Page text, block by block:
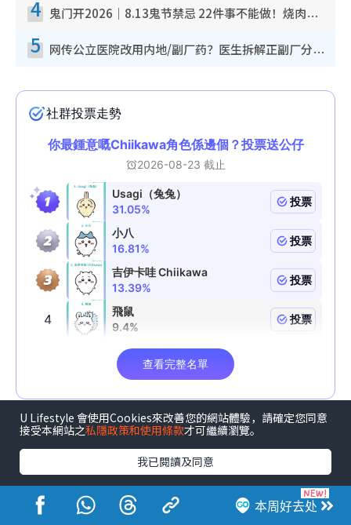
4 鬼门开2026｜8.13鬼节禁忌 22件事不能做！烧肉、刺身要少食？半夜勿吹口哨/打给个电话
5 网传公立医院改用内地/副厂药？医生拆解正副厂分别，揭4类人换药随时出事
↓“森境奇缘夏日异想寻龙记”限定精品↓
↓漫游秘境地垫、多用途旅行收纳袋↓本周好去处
U Lifestyle 會使用Cookies來改善您的網站體驗，請確定您同意
接受本網站之私隱政策和使用條款才可繼續瀏覽。
我已閱讀及同意